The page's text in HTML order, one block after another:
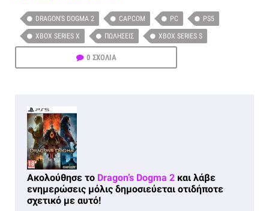
DRAGON’S DOGMA 2 CAPCOM PC PS5
XBOX SERIES X ΠΩΛΉΣΕΙΣ XBOX SERIES S
0 ΣΧΟΛΙΑ
Ακολούθησε το Dragon’s Dogma 2 και λάβε
ενημερώσεις μόλις δημοσιεύεται οτιδήποτε
σχετικό με αυτό!